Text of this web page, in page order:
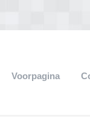
Voorpagina